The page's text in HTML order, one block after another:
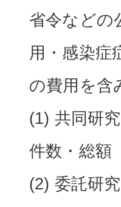
省令などの
用・感染症
の費用を含
(1) 共同研
件数・総額
(2) 委託研